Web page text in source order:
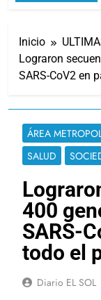
Inicio
Lograron
SARS-CoV2 en
ÁREA
SALUD
400
SARS-
todo el
Diario EL SOL